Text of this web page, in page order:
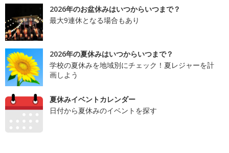
2026年のお盆休みはいつからいつまで？
最大9連休となる場合もあり
2026年の夏休みはいつからいつまで？
学校の夏休みを地域別にチェック！夏レジャーを計
画しよう
夏休みイベントカレンダー
日付から夏休みのイベントを探す